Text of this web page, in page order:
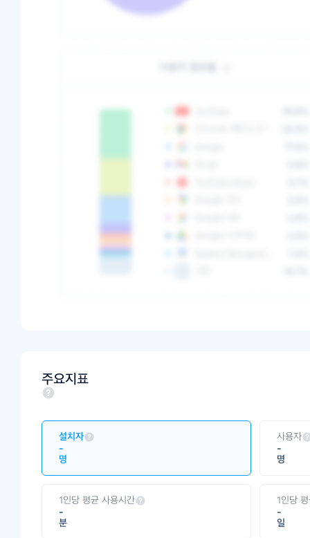
주요지표
설치자
-
명
사용자
-
명
1인당 평균 사용시간
-
분
1인당
-
일